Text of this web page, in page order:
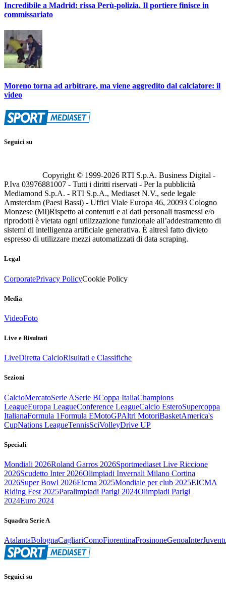
Incredibile a Madrid: rissa Perù-polizia. Il portiere finisce in
commissariato
Moreno torna ad arbitrare, ma viene aggredito dal calciatore: il
video
Seguici su
Copyright © 1999-2026 RTI S.p.A. Business Digital -
P.Iva 03976881007 - Tutti i diritti riservati - Per la pubblicità
Mediamond S.p.A. - RTI S.p.A., Mediaset N.V., sede legale
Amsterdam (Paesi Bassi) - Uffici Viale Europa 46, 20093 Cologno
Monzese (MI)Rispetto ai contenuti e ai dati personali trasmessi e/o
riprodotti è vietata ogni utilizzazione funzionale all’addestramento di
sistemi di intelligenza artificiale generativa. È altresì fatto divieto
espresso di utilizzare mezzi automatizzati di data scraping.
Legal
CorporatePrivacy PolicyCookie Policy
Media
VideoFoto
Live e Risultati
LiveDiretta CalcioRisultati e Classifiche
Sezioni
CalcioMercatoSerie ASerie BCoppa ItaliaChampions
LeagueEuropa LeagueConference LeagueCalcio EsteroSupercoppa
ItalianaFormula 1Formula EMotoGPAltri MotoriBasketAmerica's
CupNations LeagueTennisSciVolleyDrive UP
Speciali
Mondiali 2026Roland Garros 2026Sportmediaset Live Riccione
2026Scudetto Inter 2026Olimpiadi Invernali Milano Cortina
2026Super Bowl 2026Eicma 2025Mondiale per club 2025EICMA
Riding Fest 2025Paralimpiadi Parigi 2024Olimpiadi Parigi
2024Euro 2024
Squadra Serie A
AtalantaBolognaCagliariComoFiorentinaFrosinoneGenoaInter
Seguici su